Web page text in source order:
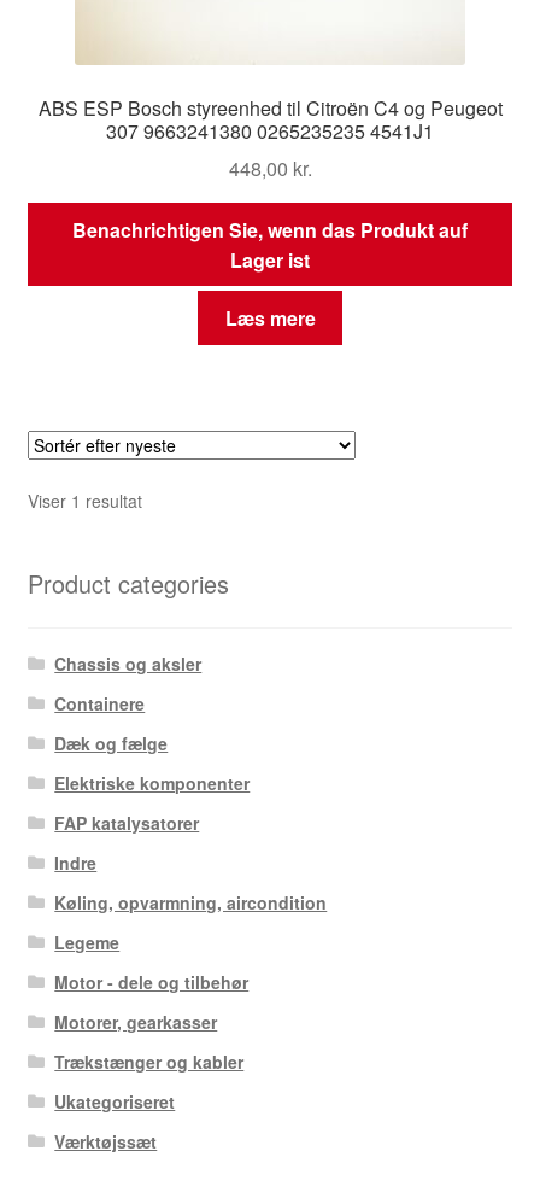
ABS ESP Bosch styreenhed til Citroën C4 og Peugeot
307 9663241380 0265235235 4541J1
448,00 kr.
Benachrichtigen Sie, wenn das Produkt auf
Lager ist
Læs mere
Viser 1 resultat
Product categories
Chassis og aksler
Containere
Dæk og fælge
Elektriske komponenter
FAP katalysatorer
Indre
Køling, opvarmning, aircondition
Legeme
Motor - dele og tilbehør
Motorer, gearkasser
Trækstænger og kabler
Ukategoriseret
Værktøjssæt